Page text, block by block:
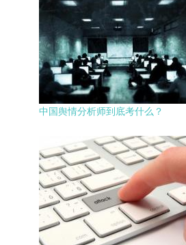
中国舆情分析师到底考什么？